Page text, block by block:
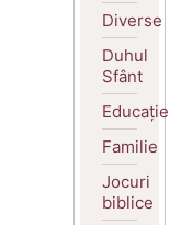
Diverse
Duhul
Sfânt
Educație
Familie
Jocuri
biblice